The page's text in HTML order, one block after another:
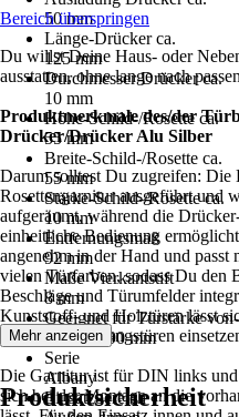
50 mm
Länge-Drücker ca.
125 mm
Durchmesser Drücker ca.
10 mm
Höhe-Schild-/Rosette ca.
55 mm
Breite-Schild-/Rosette ca.
55 mm
Stärke-Schild-/Rosette ca.
10 mm
Entfernungsmaß
92 mm
Maße Vierkantstift
8 mm
Geeignet für Türstärke
60 mm - 90 mm
Serie
Albany
Einsatzbereich
Bereich überspringen
Du willst Deine Haus- oder
ausstatten, ohne lange nach
Produktmerkmale des/der
Drücker/Drücker Alu Silber
Darum solltest Du zugreifen: Die
Rosettengarnitur ausgeführt und
aufgeräumt, während die
einheitliche Bedienung
angenehm in der Hand und
vielen Türfarben, sodass Du den
Beschläge und Türumfelder
Kunststoff- und Holztüren lässt
und Nebeneingangstüren
Die Garnitur ist für DIN links
sich bei der Montage an die
Mehr anzeigen
Produktsicherheit